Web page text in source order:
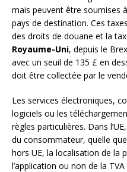
mais peuvent être soumises
pays de destination. Ces
des droits de douane et la
Royaume-Uni, depuis le
avec un seuil de 135 £ en
doit être collectée par le
Les services électroniques,
logiciels ou les
règles particulières. Dans
du consommateur, quelle
hors UE, la localisation de la
l’application ou non de la